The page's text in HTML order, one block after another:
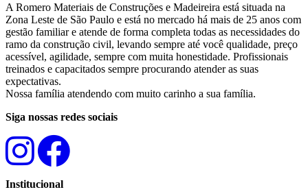
A Romero Materiais de Construções e Madeireira está situada na
Zona Leste de São Paulo e está no mercado há mais de 25 anos com
gestão familiar e atende de forma completa todas as necessidades do
ramo da construção civil, levando sempre até você qualidade, preço
acessível, agilidade, sempre com muita honestidade. Profissionais
treinados e capacitados sempre procurando atender as suas
expectativas.
Nossa família atendendo com muito carinho a sua família.
Siga nossas redes sociais
Institucional